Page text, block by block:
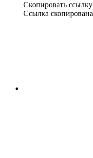
Скопировать ссылку
Ссылка скопирована